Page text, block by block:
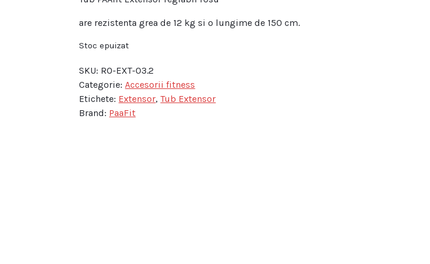
are rezistenta grea de 12 kg si o lungime de 150 cm.
Stoc epuizat
SKU: RO-EXT-03.2
Categorie:Accesorii fitness
Etichete: Extensor,Tub Extensor
Brand: PaaFit